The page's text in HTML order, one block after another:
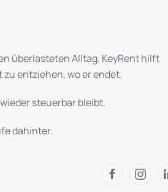
überlasteten Alltag. KeyRent hilft
entziehen, wo er endet.
steuerbar bleibt.
dahinter.